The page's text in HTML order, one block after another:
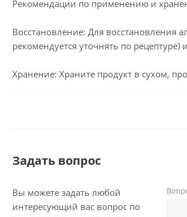
Рекомендации по применению и
Восстановление: Для
рекомендуется уточнять по
Хранение: Храните продукт в сухом,
Задать вопрос
Вы можете задать любой
интересующий вас вопрос по